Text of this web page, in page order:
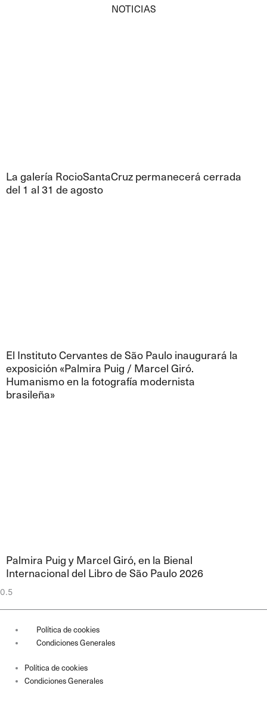
NOTICIAS
La galería RocioSantaCruz permanecerá cerrada
del 1 al 31 de agosto
El Instituto Cervantes de São Paulo inaugurará la
exposición «Palmira Puig / Marcel Giró.
Humanismo en la fotografía modernista
brasileña»
Palmira Puig y Marcel Giró, en la Bienal
Internacional del Libro de São Paulo 2026
Política de cookies
Condiciones Generales
Política de cookies
Condiciones Generales